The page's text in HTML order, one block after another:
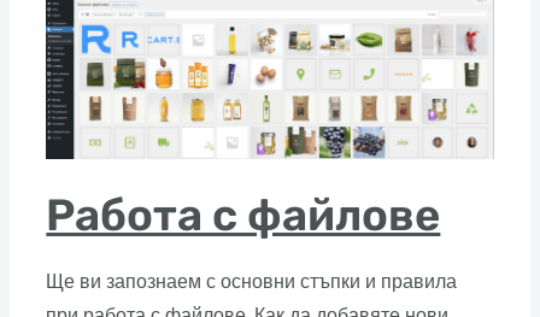
Работа с файлове
Ще ви запознаем с основни стъпки и правила